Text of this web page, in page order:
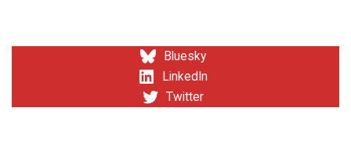
Bluesky
LinkedIn
Twitter